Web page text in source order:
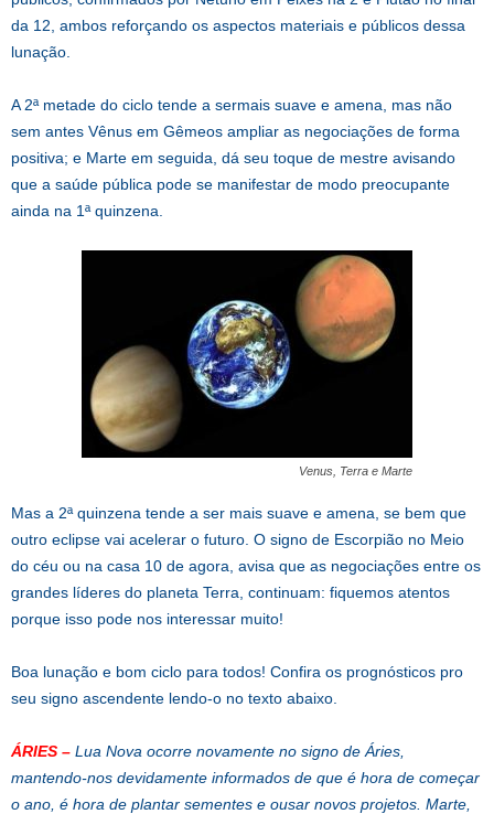
da 12, ambos reforçando os aspectos materiais e públicos dessa
lunação.
A 2ª metade do ciclo tende a sermais suave e amena, mas não
sem antes Vênus em Gêmeos ampliar as negociações de forma
positiva; e Marte em seguida, dá seu toque de mestre avisando
que a saúde pública pode se manifestar de modo preocupante
ainda na 1ª quinzena.
Venus, Terra e Marte
Mas a 2ª quinzena tende a ser mais suave e amena, se bem que
outro eclipse vai acelerar o futuro. O signo de Escorpião no Meio
do céu ou na casa 10 de agora, avisa que as negociações entre os
grandes líderes do planeta Terra, continuam: fiquemos atentos
porque isso pode nos interessar muito!
Boa lunação e bom ciclo para todos! Confira os prognósticos pro
seu signo ascendente lendo-o no texto abaixo.
ÁRIES – Lua Nova ocorre novamente no signo de Áries,
mantendo-nos devidamente informados de que é hora de começar
o ano, é hora de plantar sementes e ousar novos projetos. Marte,